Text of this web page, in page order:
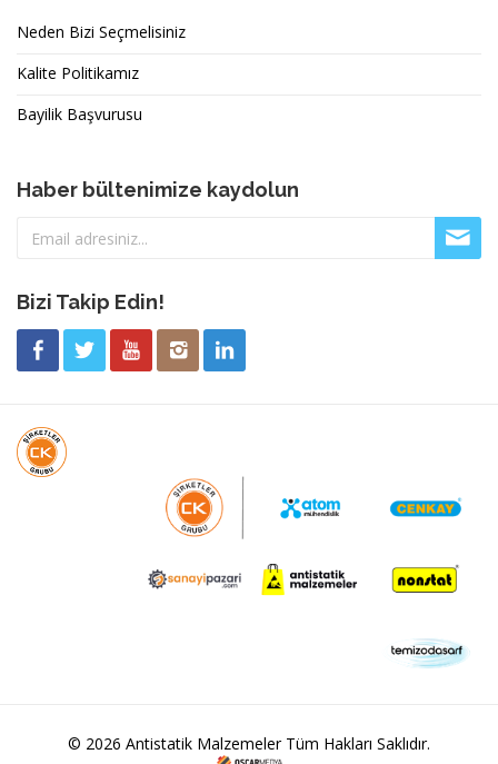
Neden Bizi Seçmelisiniz
Kalite Politikamız
Bayilik Başvurusu
Haber bültenimize kaydolun
Bizi Takip Edin!
© 2026 Antistatik Malzemeler Tüm Hakları Saklıdır.